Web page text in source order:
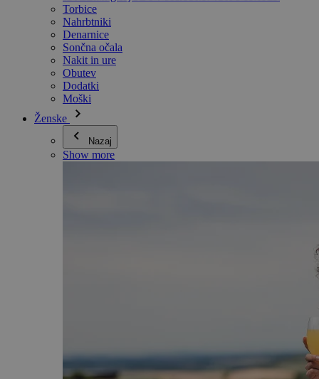
Torbice
Nahrbtniki
Denarnice
Sončna očala
Nakit in ure
Obutev
Dodatki
Moški
Ženske
Nazaj
Show more